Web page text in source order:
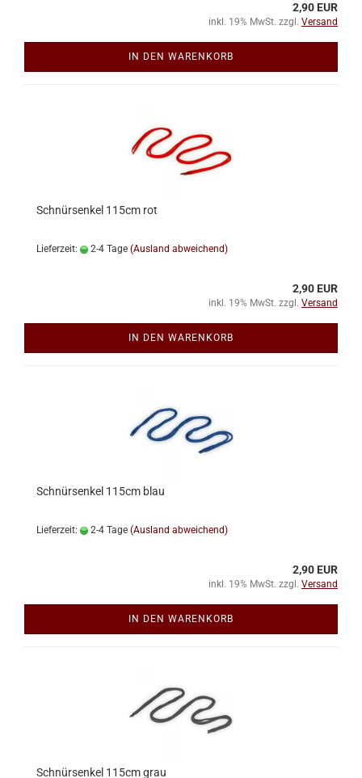
2,90 EUR
inkl. 19% MwSt. zzgl. Versand
IN DEN WARENKORB
Schnürsenkel 115cm rot
Lieferzeit: 2-4 Tage (Ausland abweichend)
2,90 EUR
inkl. 19% MwSt. zzgl. Versand
IN DEN WARENKORB
Schnürsenkel 115cm blau
Lieferzeit: 2-4 Tage (Ausland abweichend)
2,90 EUR
inkl. 19% MwSt. zzgl. Versand
IN DEN WARENKORB
Schnürsenkel 115cm grau